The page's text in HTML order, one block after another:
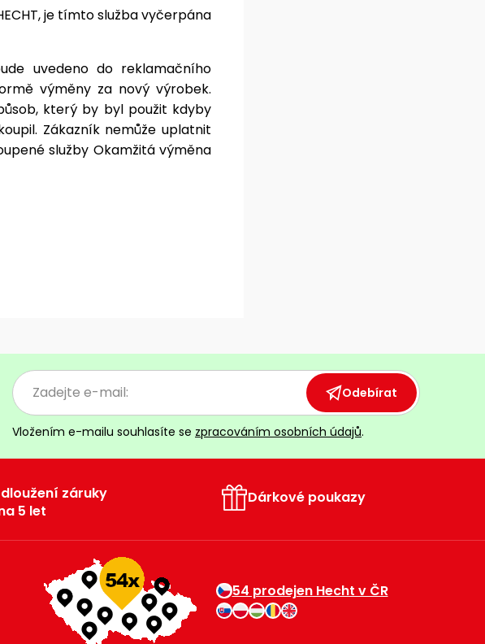
je tímto služba vyčerpána
uvedeno do reklamačního
výměny za nový výrobek.
který by byl použit kdyby
Zákazník nemůže uplatnit
služby Okamžitá výměna
Odebírat
Vložením e-mailu souhlasíte se zpracováním osobních údajů.
záruky
5 let
Dárkové poukazy
54 prodejen Hecht v ČR